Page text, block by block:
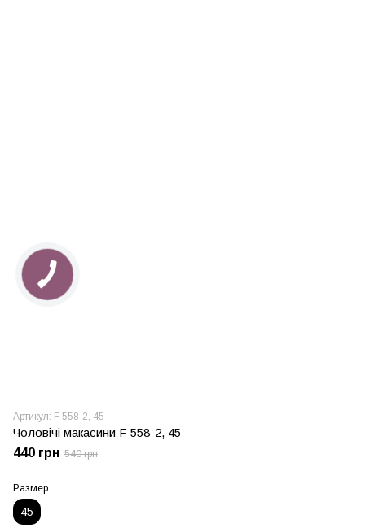
Артикул: F 558-2, 45
Чоловічі макасини F 558-2, 45
440 грн 540 грн
Размер
45